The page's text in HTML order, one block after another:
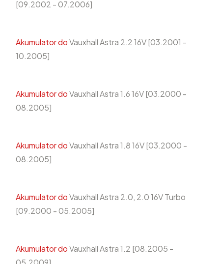
[09.2002 - 07.2006]
Akumulator doVauxhall Astra 2.2 16V [03.2001 -
10.2005]
Akumulator doVauxhall Astra 1.6 16V [03.2000 -
08.2005]
Akumulator doVauxhall Astra 1.8 16V [03.2000 -
08.2005]
Akumulator doVauxhall Astra 2.0, 2.0 16V Turbo
[09.2000 - 05.2005]
Akumulator doVauxhall Astra 1.2 [08.2005 -